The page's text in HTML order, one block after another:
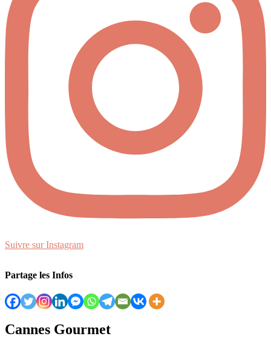
Suivre sur Instagram
Partage les Infos
Cannes Gourmet